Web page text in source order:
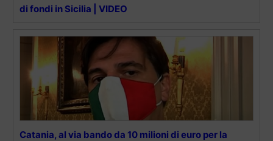
di fondi in Sicilia | VIDEO
Catania, al via bando da 10 milioni di euro per la